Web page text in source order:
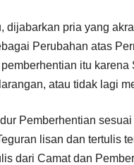
dijabarkan pria yang
Perubahan atas
itu
atau tidak lagi
Pemberhentian
lisan dan tertulis
dari Camat dan